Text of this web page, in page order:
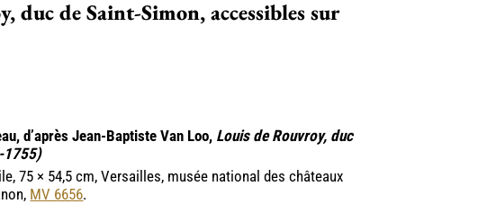
duc de Saint-Simon, accessibles sur
d’après Jean-Baptiste Van Loo, Louis de Rouvroy, duc
1755)
75 × 54,5 cm, Versailles, musée national des châteaux
MV 6656.